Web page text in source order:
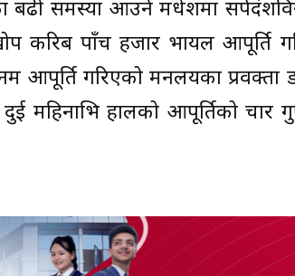
बढी समस्या आउने मधेशमा
करिब पाँच हजार भायल आपूर्ति
आपूर्ति गरिएको मन्त्रालयका
महिनाभित्र हालको आपूर्तिको